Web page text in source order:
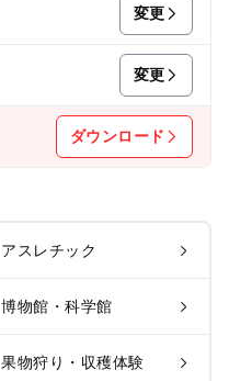
変更
変更
ダウンロード
アスレチック
博物館・科学館
果物狩り・収穫体験